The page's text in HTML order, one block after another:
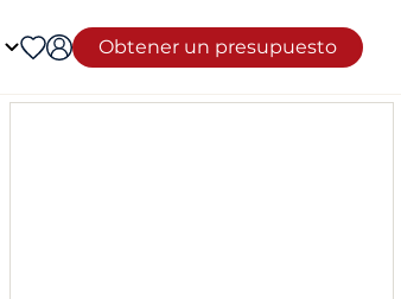
Obtener un presupuesto